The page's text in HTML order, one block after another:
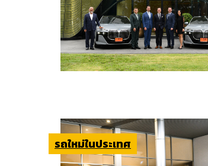
รถใหม่ในประเทศ